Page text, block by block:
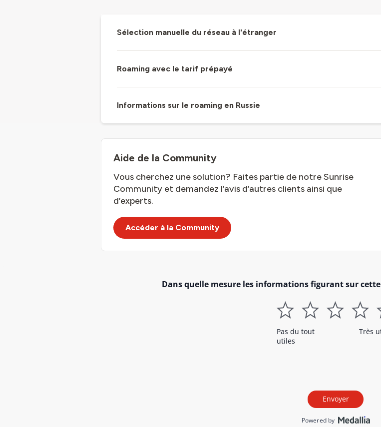
Sélection manuelle du réseau à l'étranger
Roaming avec le tarif prépayé
Informations sur le roaming en Russie
Aide de la Community
Vous cherchez une solution? Faites partie de notre Sunrise
Community et demandez l’avis d’autres clients ainsi que
d’experts.
Accéder à la Community